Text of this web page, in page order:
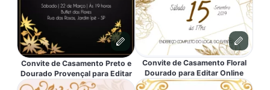
Convite de Casamento Preto e
Dourado Provençal para Editar
Convite de Casamento Floral
Dourado para Editar Online